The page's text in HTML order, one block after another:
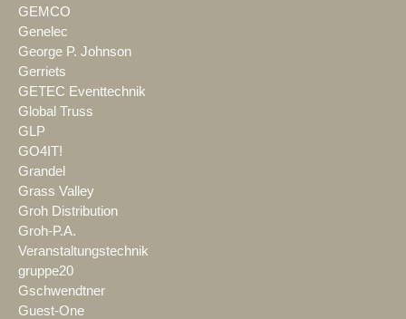
GEMCO
Genelec
George P. Johnson
Gerriets
GETEC Eventtechnik
Global Truss
GLP
GO4IT!
Grandel
Grass Valley
Groh Distribution
Groh-P.A.
Veranstaltungstechnik
gruppe20
Gschwendtner
Guest-One